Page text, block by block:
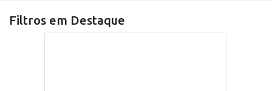
Filtros em Destaque